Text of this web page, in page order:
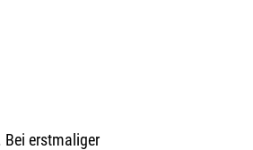
Bei erstmaliger